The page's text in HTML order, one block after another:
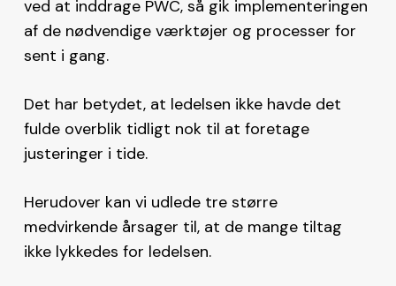
ved at inddrage PWC, så gik implementeringen
af de nødvendige værktøjer og processer for
sent i gang.
Det har betydet, at ledelsen ikke havde det
fulde overblik tidligt nok til at foretage
justeringer i tide.
Herudover kan vi udlede tre større
medvirkende årsager til, at de mange tiltag
ikke lykkedes for ledelsen.